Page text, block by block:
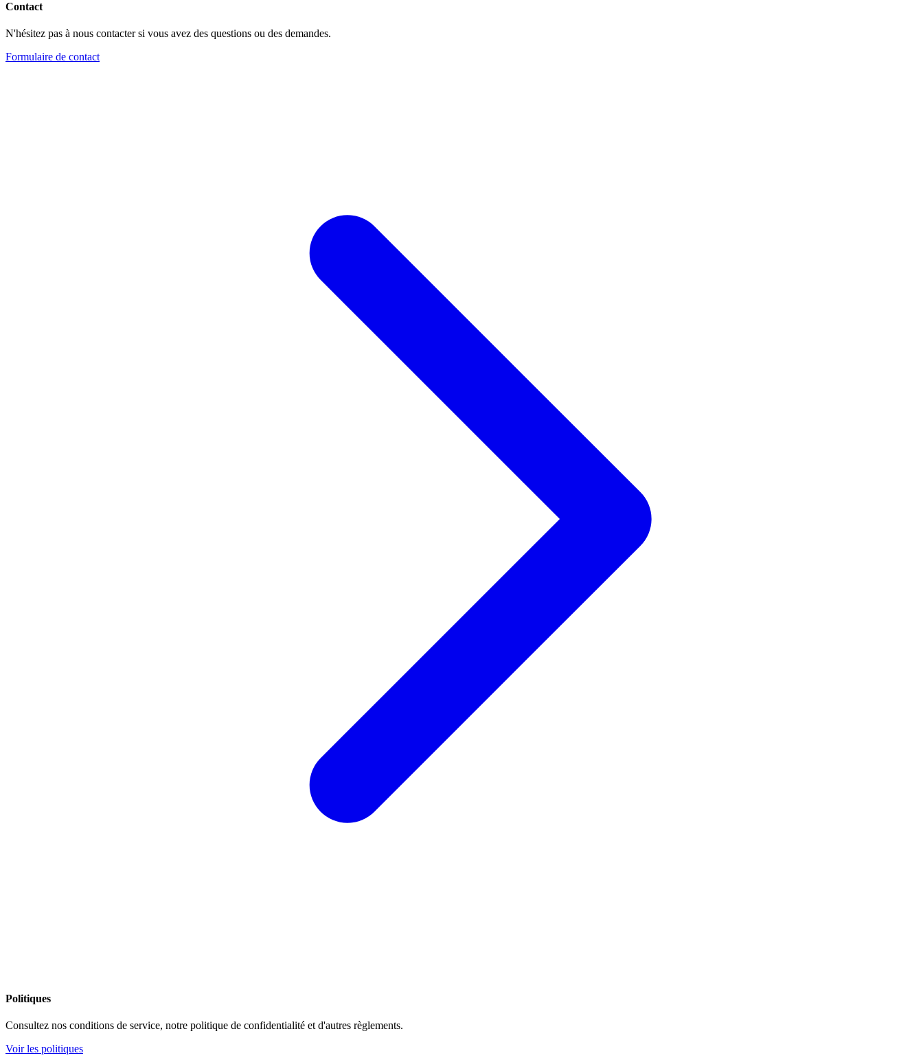
Contact
N'hésitez pas à nous contacter si vous avez des questions ou des demandes.
Formulaire de contact
Politiques
Consultez nos conditions de service, notre politique de confidentialité et d'autres règlements.
Voir les politiques